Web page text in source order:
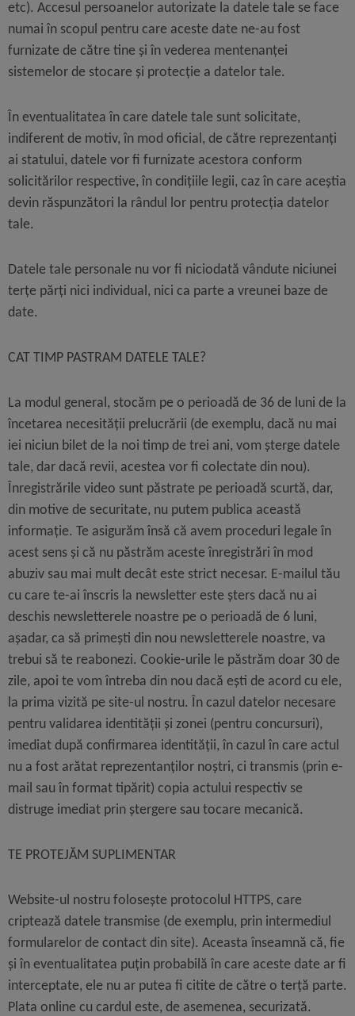
etc). Accesul persoanelor autorizate la datele tale se face
numai în scopul pentru care aceste date ne-au fost
furnizate de către tine și în vederea mentenanței
sistemelor de stocare și protecție a datelor tale.
În eventualitatea în care datele tale sunt solicitate,
indiferent de motiv, în mod oficial, de către reprezentanți
ai statului, datele vor fi furnizate acestora conform
solicitărilor respective, în condițiile legii, caz în care aceștia
devin răspunzători la rândul lor pentru protecția datelor
tale.
Datele tale personale nu vor fi niciodată vândute niciunei
terțe părți nici individual, nici ca parte a vreunei baze de
date.
CAT TIMP PASTRAM DATELE TALE?
La modul general, stocăm pe o perioadă de 36 de luni de la
încetarea necesității prelucrării (de exemplu, dacă nu mai
iei niciun bilet de la noi timp de trei ani, vom șterge datele
tale, dar dacă revii, acestea vor fi colectate din nou).
Înregistrările video sunt păstrate pe perioadă scurtă, dar,
din motive de securitate, nu putem publica această
informație. Te asigurăm însă că avem proceduri legale în
acest sens și că nu păstrăm aceste înregistrări în mod
abuziv sau mai mult decât este strict necesar. E-mailul tău
cu care te-ai înscris la newsletter este șters dacă nu ai
deschis newsletterele noastre pe o perioadă de 6 luni,
așadar, ca să primești din nou newsletterele noastre, va
trebui să te reabonezi. Cookie-urile le păstrăm doar 30 de
zile, apoi te vom întreba din nou dacă ești de acord cu ele,
la prima vizită pe site-ul nostru. În cazul datelor necesare
pentru validarea identității și zonei (pentru concursuri),
imediat după confirmarea identității, în cazul în care actul
nu a fost arătat reprezentanților noștri, ci transmis (prin e-
mail sau în format tipărit) copia actului respectiv se
distruge imediat prin ștergere sau tocare mecanică.
TE PROTEJĂM SUPLIMENTAR
Website-ul nostru folosește protocolul HTTPS, care
criptează datele transmise (de exemplu, prin intermediul
formularelor de contact din site). Aceasta înseamnă că, fie
și în eventualitatea puțin probabilă în care aceste date ar fi
interceptate, ele nu ar putea fi citite de către o terță parte.
Plata online cu cardul este, de asemenea, securizată.